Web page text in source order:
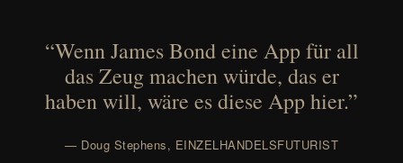
“Wenn James Bond eine App für all
das Zeug machen würde, das er
haben will, wäre es diese App hier.”
— Doug Stephens, EINZELHANDELSFUTURIST